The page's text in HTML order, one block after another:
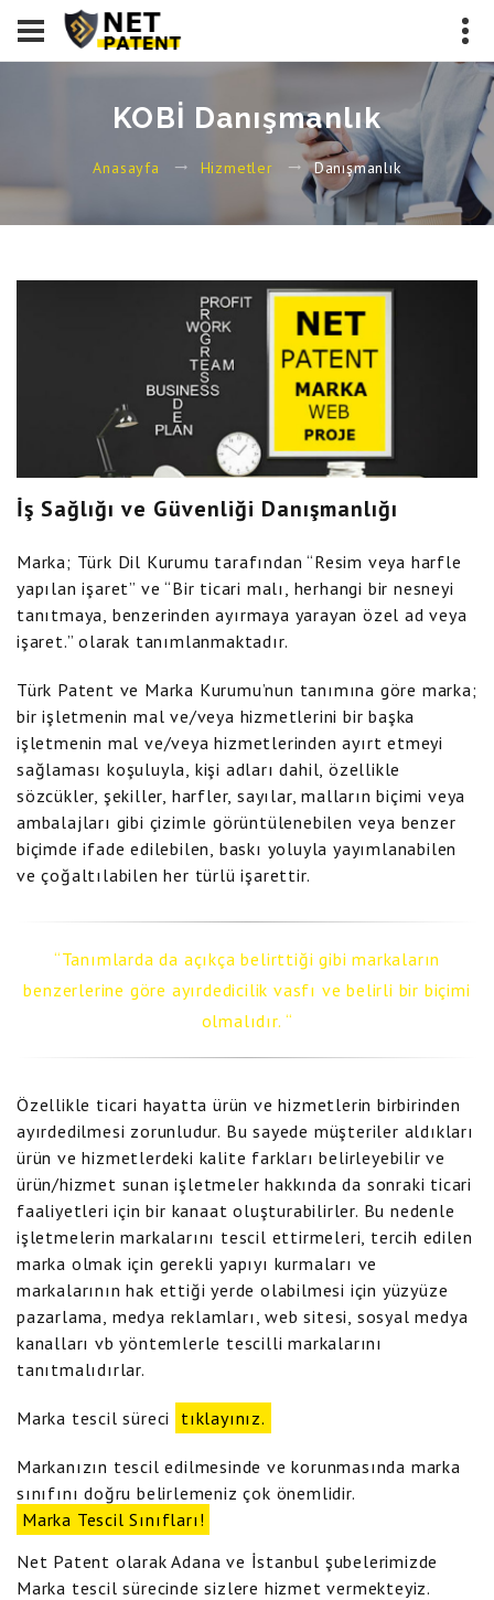
KOBİ Danışmanlık
Anasayfa Hizmetler Danışmanlık
İş Sağlığı ve Güvenliği Danışmanlığı
Marka; Türk Dil Kurumu tarafından “Resim veya harfle
yapılan işaret” ve “Bir ticari malı, herhangi bir nesneyi
tanıtmaya, benzerinden ayırmaya yarayan özel ad veya
işaret.” olarak tanımlanmaktadır.
Türk Patent ve Marka Kurumu’nun tanımına göre marka;
bir işletmenin mal ve/veya hizmetlerini bir başka
işletmenin mal ve/veya hizmetlerinden ayırt etmeyi
sağlaması koşuluyla, kişi adları dahil, özellikle
sözcükler, şekiller, harfler, sayılar, malların biçimi veya
ambalajları gibi çizimle görüntülenebilen veya benzer
biçimde ifade edilebilen, baskı yoluyla yayımlanabilen
ve çoğaltılabilen her türlü işarettir.
Tanımlarda da açıkça belirttiği gibi markaların
benzerlerine göre ayırdedicilik vasfı ve belirli bir biçimi
olmalıdır.
Özellikle ticari hayatta ürün ve hizmetlerin birbirinden
ayırdedilmesi zorunludur. Bu sayede müşteriler aldıkları
ürün ve hizmetlerdeki kalite farkları belirleyebilir ve
ürün/hizmet sunan işletmeler hakkında da sonraki ticari
faaliyetleri için bir kanaat oluşturabilirler. Bu nedenle
işletmelerin markalarını tescil ettirmeleri, tercih edilen
marka olmak için gerekli yapıyı kurmaları ve
markalarının hak ettiği yerde olabilmesi için yüzyüze
pazarlama, medya reklamları, web sitesi, sosyal medya
kanalları vb yöntemlerle tescilli markalarını
tanıtmalıdırlar.
Marka tescil süreci tıklayınız.
Markanızın tescil edilmesinde ve korunmasında marka
sınıfını doğru belirlemeniz çok önemlidir.
Marka Tescil Sınıfları!
Net Patent olarak Adana ve İstanbul şubelerimizde
Marka tescil sürecinde sizlere hizmet vermekteyiz.